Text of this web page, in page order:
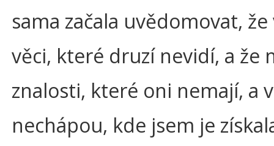
sama začala uvědomovat,
věci, které druzí nevidí, a že
znalosti, které oni nemají, a
nechápou, kde jsem je